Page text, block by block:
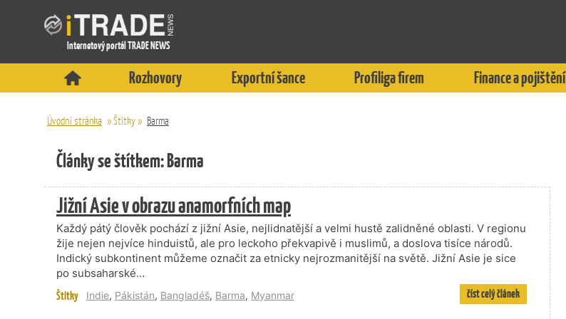
Internetový portál TRADE NEWS
Rozhovory Exportní šance Profiliga firem Finance a pojištění
Úvodní stránka »Štítky» Barma
Články se štítkem: Barma
Jižní Asie v obrazu anamorfních map
Každý pátý člověk pochází z jižní Asie, nejlidnatější a velmi hustě zalidněné oblasti. V regionu
žije nejen nejvíce hinduistů, ale pro leckoho překvapivě i muslimů, a doslova tisíce národů.
Indický subkontinent můžeme označit za etnicky nejrozmanitější na světě. Jižní Asie je sice
po subsaharské…
Štítky Indie, Pákistán, Bangladéš, Barma, Myanmar číst celý článek